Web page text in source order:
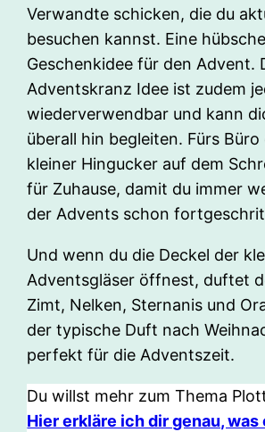
Verwandte schicken, die du
besuchen kannst. Eine hübsche
Geschenkidee für den Advent.
Adventskranz Idee ist zudem
wiederverwendbar und kann
überall hin begleiten. Fürs Büro
kleiner Hingucker auf dem
für Zuhause, damit du immer
der Advents schon
Und wenn du die Deckel der
Adventsgläser öffnest, duftet
Zimt, Nelken, Sternanis und
der typische Duft nach
perfekt für die Adventszeit.
Du willst mehr zum Thema
Hier erkläre ich dir genau,